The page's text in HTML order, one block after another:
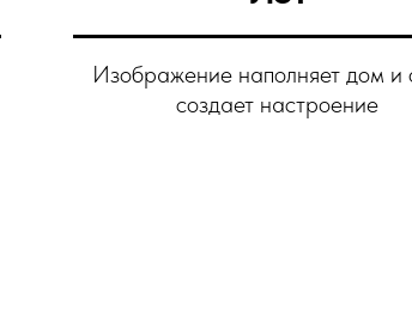
Изображение наполняет дом и
создает настроение